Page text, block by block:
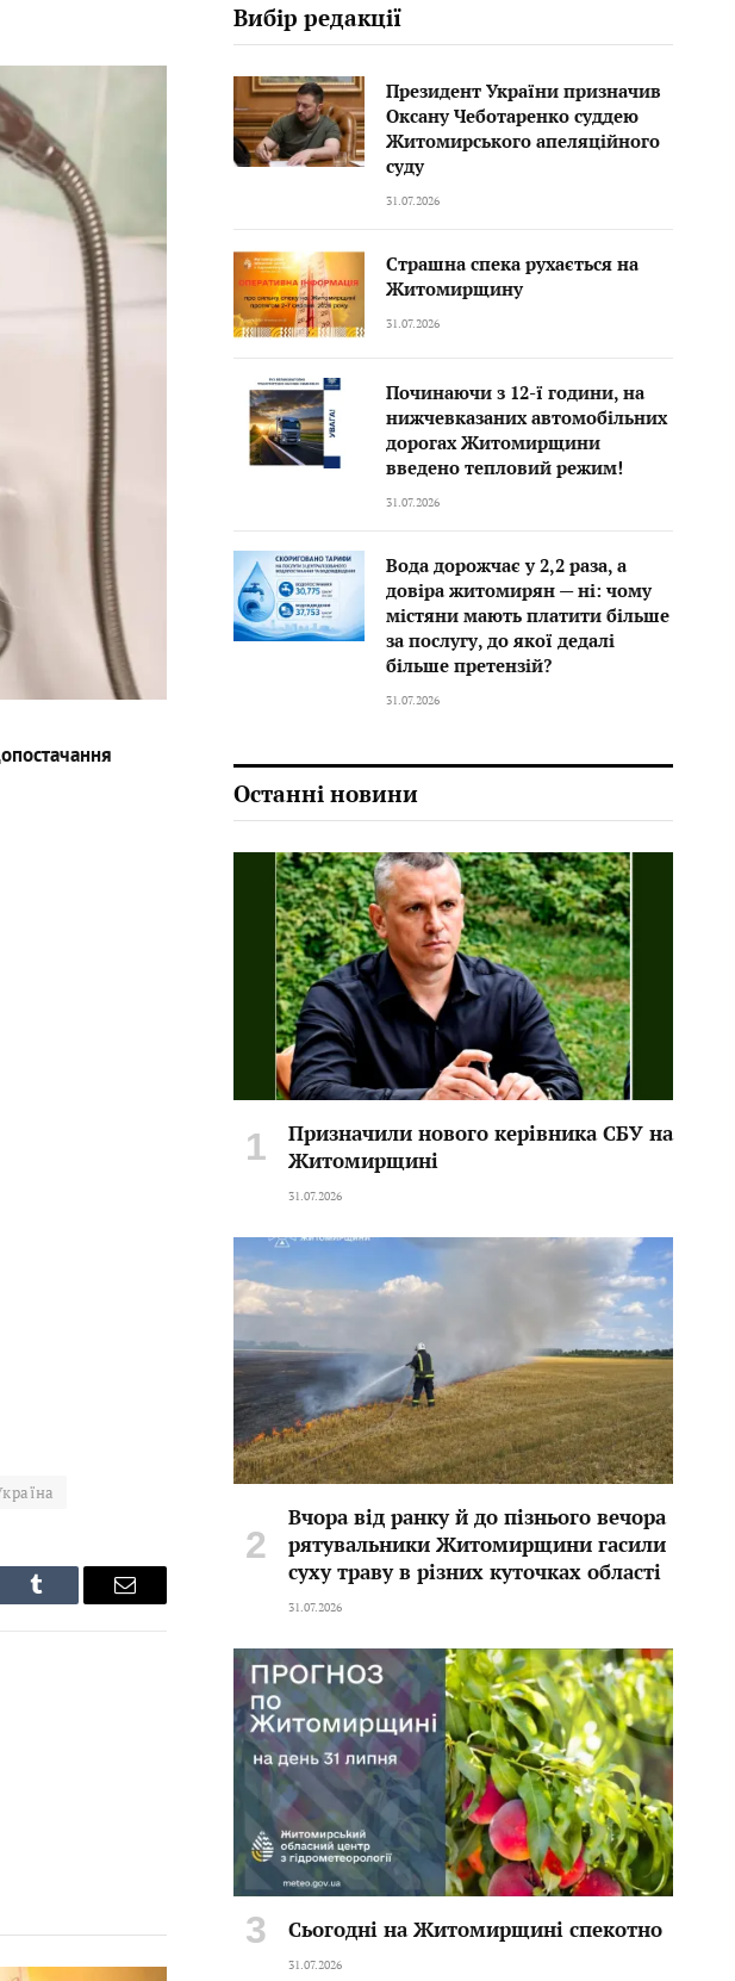
Tumblr Email
Вибір редакції
Президент України призначив
Оксану Чеботаренко суддею
Житомирського апеляційного
суду
31.07.2026
Страшна спека рухається на
Житомирщину
31.07.2026
Починаючи з 12-ї години, на
нижчевказаних автомобільних
дорогах Житомирщини
введено тепловий режим!
31.07.2026
Вода дорожчає у 2,2 раза, а
довіра житомирян — ні: чому
містяни мають платити більше
за послугу, до якої дедалі
більше претензій?
31.07.2026
Останні новини
Призначили нового керівника СБУ на
Житомирщині
31.07.2026
Вчора від ранку й до пізнього вечора
рятувальники Житомирщини гасили
суху траву в різних куточках області
31.07.2026
Сьогодні на Житомирщині спекотно
31.07.2026